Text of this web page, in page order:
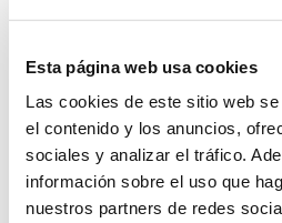
Esta página web usa cookies
Las cookies de este sitio web
el contenido y los anuncios,
sociales y analizar el tráfico.
información sobre el uso que
nuestros partners de redes
Lo primero será fijarnos
deberá ser lo más fino
un obstáculo a la hora de
trata de imitar en la
copa.
Lo mismo sucede con su
vaso recto es